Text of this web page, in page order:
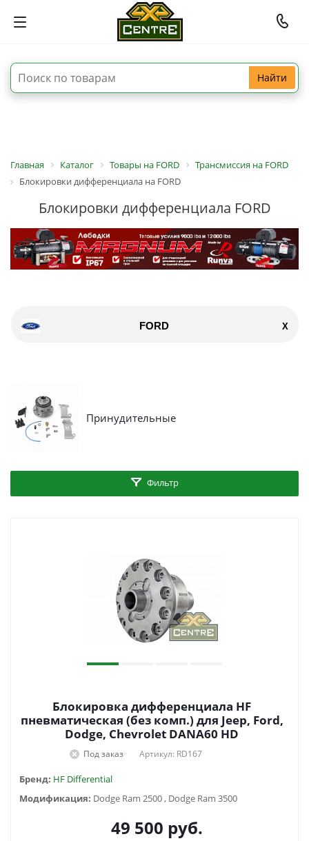
Найти
Главная Каталог Товары на FORD
Трансмиссия на FORD
Блокировки дифференциала на FORD
Блокировки дифференциала FORD
FORD X
Принудительные
Фильтр
Блокировка дифференциала HF
пневматическая (без комп.) для Jeep, Ford,
Dodge, Chevrolet DANA60 HD
Под заказ Артикул: RD167
Бренд: HF Differential
Модификация: Dodge Ram 2500 , Dodge Ram 3500
49 500 руб.